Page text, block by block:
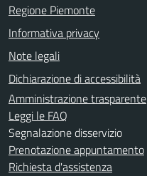
Regione Piemonte
Informativa privacy
Note legali
Dichiarazione di accessibilità
Amministrazione trasparente
Leggi le FAQ
Segnalazione disservizio
Prenotazione appuntamento
Richiesta d'assistenza